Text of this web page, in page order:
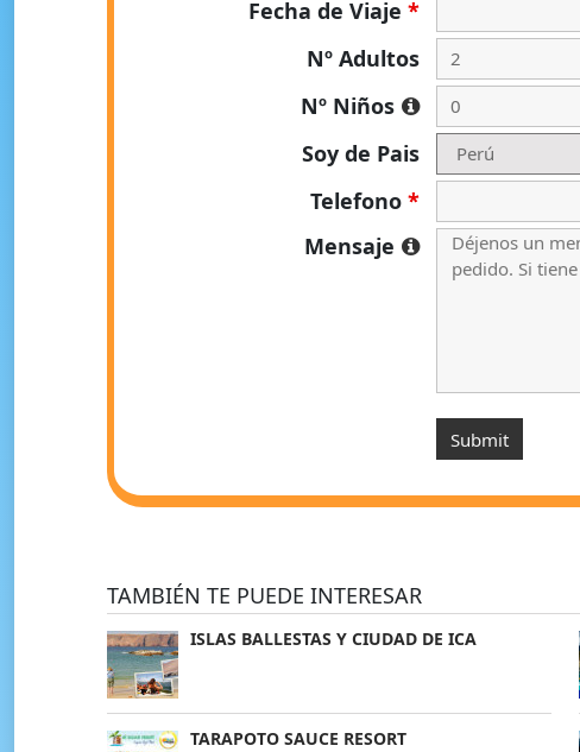
Fecha de Viaje*
Nº Adultos
Nº Niños
Soy de Pais
Telefono*
Mensaje
TAMBIÉN TE PUEDE INTERESAR
ISLAS BALLESTAS Y CIUDAD DE ICA
TARAPOTO SAUCE RESORT